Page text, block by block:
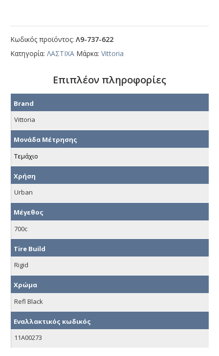
Κωδικός προϊόντος:Λ9-737-622
Κατηγορία:ΛΑΣΤΙΧΑ Μάρκα:Vittoria
Επιπλέον πληροφορίες
Brand
Vittoria
Μονάδα Μέτρησης
Τεμάχιο
Χρήση
Urban
Μέγεθος
700c
Tire Build
Rigid
Χρώμα
Refl Black
Εναλλακτικός κωδικός
11A00273